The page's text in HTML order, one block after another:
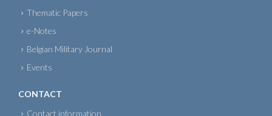
Thematic Papers
e-Notes
Belgian Military Journal
Events
CONTACT
Contact information